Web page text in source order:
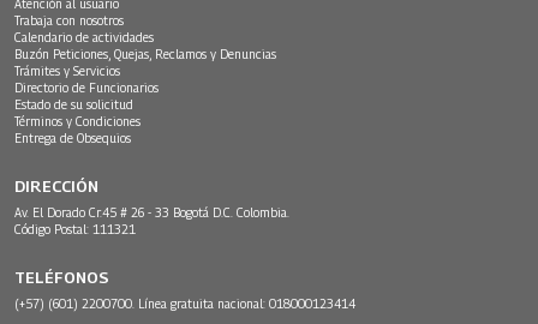
Atención al usuario
Trabaja con nosotros
Calendario de actividades
Buzón Peticiones, Quejas, Reclamos y Denuncias
Trámites y Servicios
Directorio de Funcionarios
Estado de su solicitud
Términos y Condiciones
Entrega de Obsequios
DIRECCIÓN
Av. El Dorado Cr.45 # 26 - 33 Bogotá D.C. Colombia.
Código Postal: 111321
TELÉFONOS
(+57) (601) 2200700. Línea gratuita nacional: 018000123414